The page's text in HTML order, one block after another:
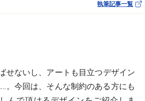
執筆記事一覧
せないし、アートも目立つデザイン
。今回は、そんな制約のある方にも